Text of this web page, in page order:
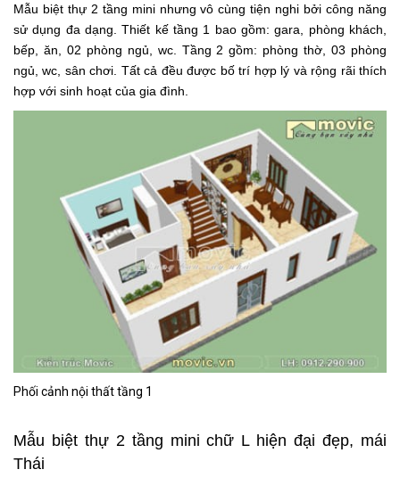
Mẫu biệt thự 2 tầng mini nhưng vô cùng tiện nghi bởi công năng
sử dụng đa dạng. Thiết kế tầng 1 bao gồm: gara, phòng khách,
bếp, ăn, 02 phòng ngủ, wc. Tầng 2 gồm: phòng thờ, 03 phòng
ngủ, wc, sân chơi. Tất cả đều được bố trí hợp lý và rộng rãi thích
hợp với sinh hoạt của gia đình.
Phối cảnh nội thất tầng 1
Mẫu biệt thự 2 tầng mini chữ L hiện đại đẹp, mái
Thái